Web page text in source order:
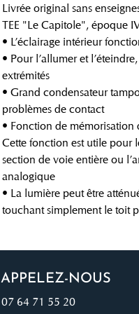
Livrée original sans
TEE "Le Capitole", époque
• L’éclairage intérieur
• Pour l’allumer et
extrémités
• Grand condensateur
problèmes de contact
• Fonction de mémorisation
Cette fonction est utile pour
section de voie entière ou
analogique
• La lumière peut être
touchant simplement le toit
APPELEZ-NOUS
07 64 71 55 20